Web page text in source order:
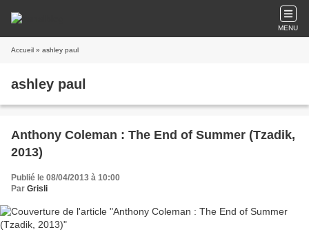
MENU
Accueil » ashley paul
ashley paul
Anthony Coleman : The End of Summer (Tzadik,
2013)
Publié le 08/04/2013 à 10:00
Par Grisli